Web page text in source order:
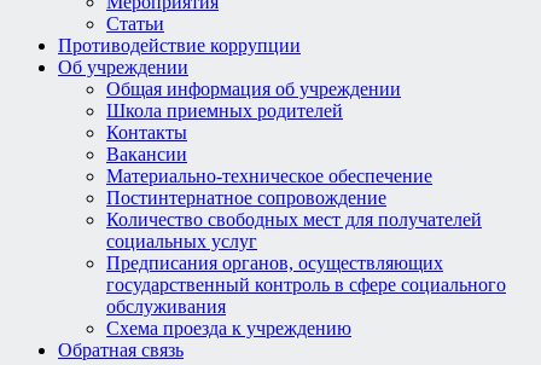
Статьи
Противодействие коррупции
Об учреждении
Общая информация об учреждении
Школа приемных родителей
Контакты
Вакансии
Материально-техническое обеспечение
Постинтернатное сопровождение
Количество свободных мест для получателей
социальных услуг
Предписания органов, осуществляющих
государственный контроль в сфере социального
обслуживания
Схема проезда к учреждению
Обратная связь